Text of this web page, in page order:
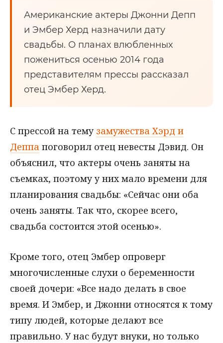
Американские актеры Джонни Депп
и Эмбер Херд назначили дату
свадьбы. О планах влюбленных
пожениться осенью 2014 года
представителям прессы рассказал
отец Эмбер Херд.
С прессой на тему замужества Хэрд и
Деппа поговорил отец невесты Дэвид. Он
объяснил, что актеры очень заняты на
съемках, поэтому у них мало времени для
планирования свадьбы: «Сейчас они оба
очень заняты. Так что, скорее всего,
свадьба состоится этой осенью».
Кроме того, отец Эмбер опроверг
многочисленные слухи о беременности
своей дочери: «Все надо делать в свое
время. И Эмбер, и Джонни относятся к тому
типу людей, которые делают все
правильно. У нас будут внуки, но только